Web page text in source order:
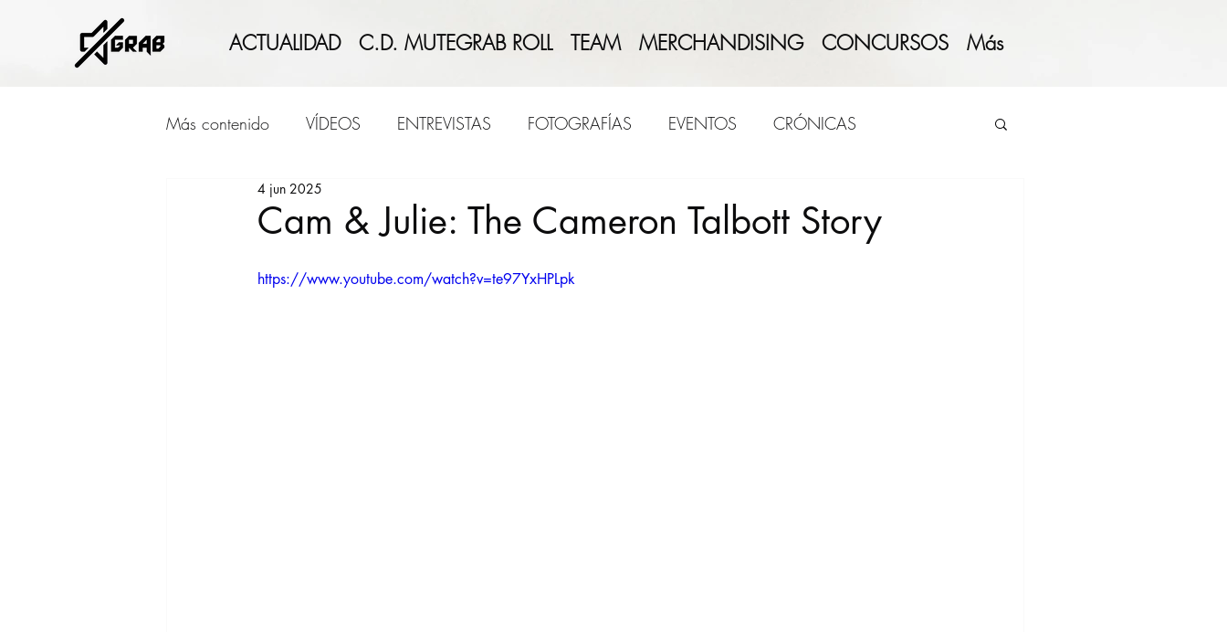
ACTUALIDAD C.D. MUTEGRAB ROLL TEAM MERCHANDISING CONCURSOS Más
Más contenido VÍDEOS ENTREVISTAS FOTOGRAFÍAS EVENTOS CRÓNICAS
CONCURSOS
Cam & Julie: The Cameron Talbott Story
4 jun 2025
https://www.youtube.com/watch?v=te97YxHPLpk